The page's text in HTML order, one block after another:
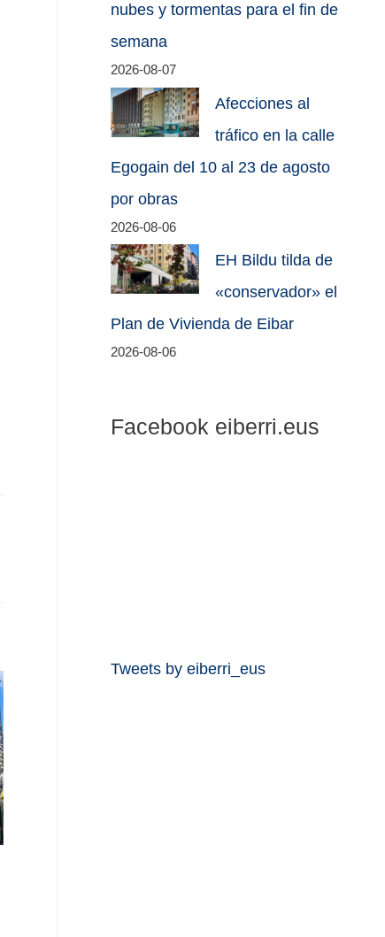
nubes y tormentas para el fin de
semana
2026-08-07
Afecciones al
tráfico en la calle
Egogain del 10 al 23 de agosto
por obras
2026-08-06
EH Bildu tilda de
«conservador» el
Plan de Vivienda de Eibar
2026-08-06
Facebook eiberri.eus
Tweets by eiberri_eus